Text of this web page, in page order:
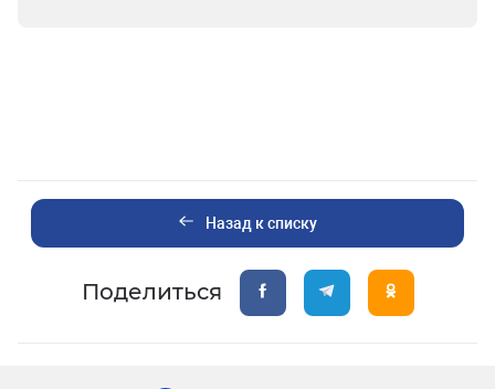
Назад к списку
Поделиться